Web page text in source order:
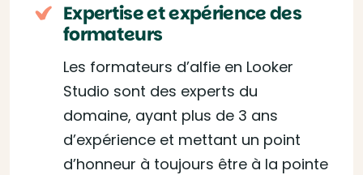
Expertise et expérience des
formateurs
Les formateurs d’alfie en Looker
Studio sont des experts du
domaine, ayant plus de 3 ans
d’expérience et mettant un point
d’honneur à toujours être à la pointe